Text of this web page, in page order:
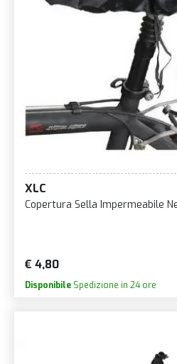
XLC
Copertura Sella Impermeabile
€ 4,80
Disponibile Spedizione in 24 ore